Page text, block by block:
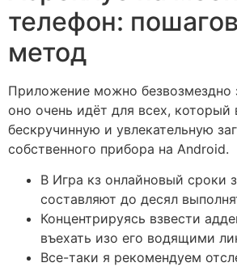
телефон:
метод
Приложение можно безвозмездно
оно очень идёт для всех, который
бескручинную и увлекательную
собственного прибора на Android.
В Игра кз онлайновый сроки
составляют до десял
Концентрируясь взвести
въехать изо его водящими
Все-таки я рекомендуем